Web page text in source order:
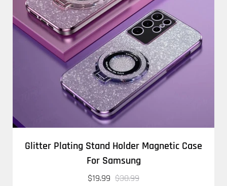
Glitter Plating Stand Holder Magnetic Case
For Samsung
$19.99 $30.99